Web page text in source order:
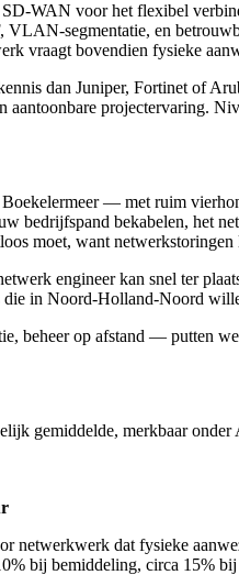
WAN voor het flexibel
segmentatie, en
vraagt bovendien fysieke
dan Juniper, Fortinet of
projectervaring.
— met ruim
bedrijfspand bekabelen, het
moet, want
engineer kan snel ter
in Noord-Holland-Noord
beheer op afstand — putten
gemiddelde, merkbaar
netwerkwerk dat fysieke
bij bemiddeling, circa 15% bij